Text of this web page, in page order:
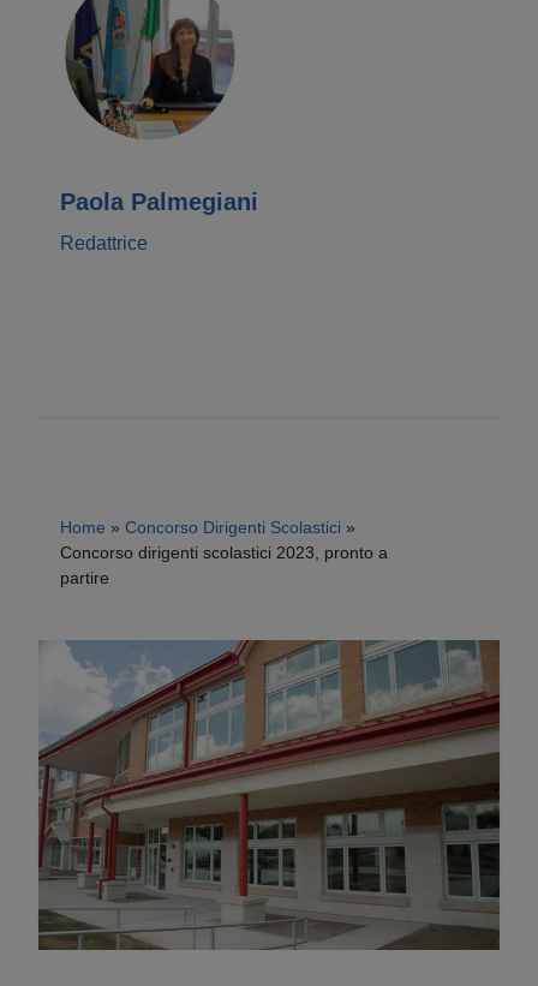
Paola Palmegiani
Redattrice
Home » Concorso Dirigenti Scolastici »
Concorso dirigenti scolastici 2023, pronto a
partire